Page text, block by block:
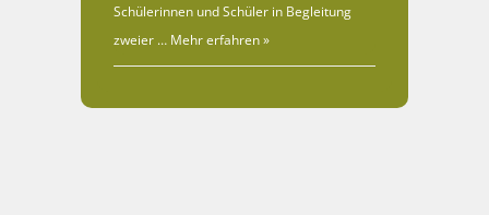
Schülerinnen und Schüler in Begleitung
zweier … Mehr erfahren »